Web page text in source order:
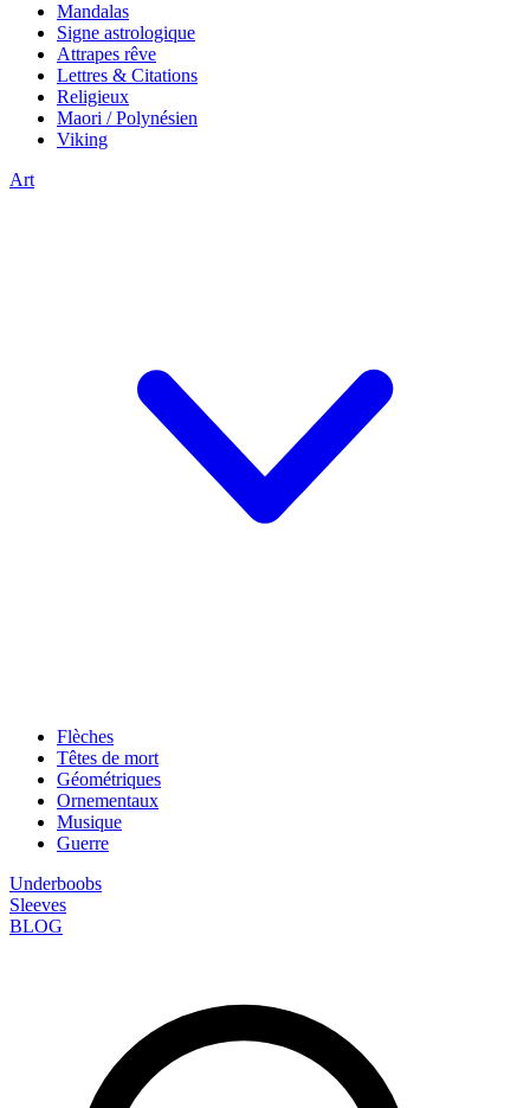
Mandalas
Signe astrologique
Attrapes rêve
Lettres & Citations
Religieux
Maori / Polynésien
Viking
Art
Flèches
Têtes de mort
Géométriques
Ornementaux
Musique
Guerre
Underboobs
Sleeves
BLOG